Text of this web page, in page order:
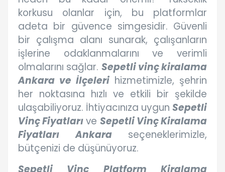
korkusu olanlar için, bu platformlar
adeta bir güvence simgesidir. Güvenli
bir çalışma alanı sunarak, çalışanların
işlerine odaklanmalarını ve verimli
olmalarını sağlar. Sepetli vinç kiralama
Ankara ve İlçeleri hizmetimizle, şehrin
her noktasına hızlı ve etkili bir şekilde
ulaşabiliyoruz. İhtiyacınıza uygun Sepetli
Vinç Fiyatlarıve Sepetli Vinç Kiralama
Fiyatları Ankaraseçeneklerimizle,
bütçenizi de düşünüyoruz.